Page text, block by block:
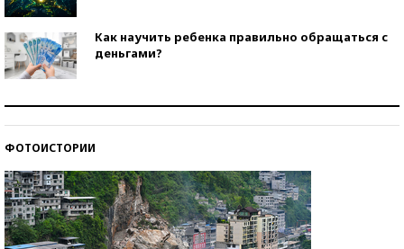
Как научить ребенка правильно обращаться с
деньгами?
ФОТОИСТОРИИ